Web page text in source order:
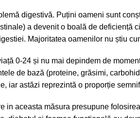
digestivă. Puțini oameni sunt
a devenit o boală de
Majoritatea oamenilor nu știu
0-24 și nu mai depindem de
de bază (proteine, grăsimi,
iar astăzi reprezintă o proporție
in aceasta măsura presupune